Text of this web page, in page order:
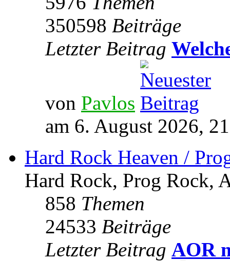
350598 Beiträge
Letzter Beitrag
von Pavlos
am 6. August 2026,
Hard Rock Heaven /
Hard Rock, Prog Rock,
858 Themen
24533 Beiträge
Letzter Beitrag AOR